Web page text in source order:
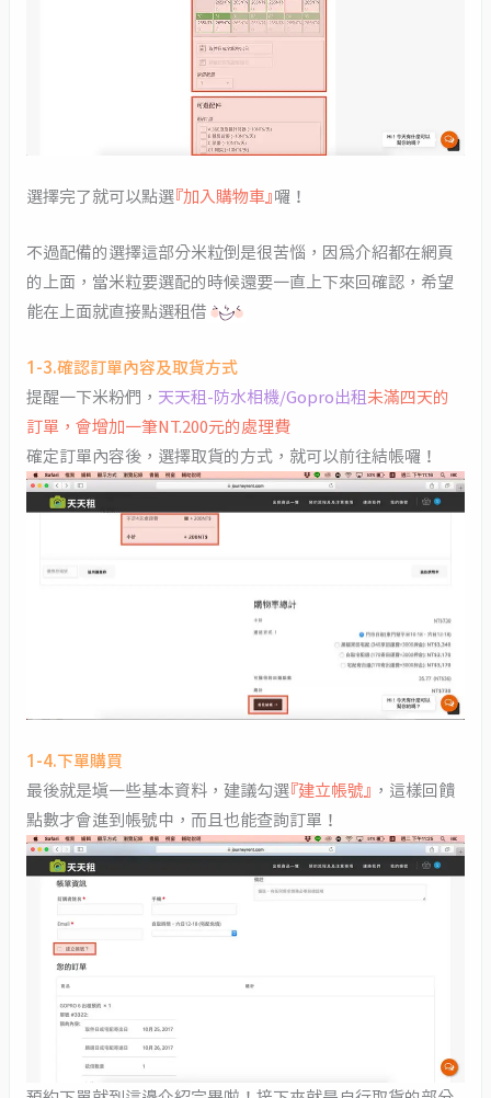
選擇完了就可以點選『加入購物車』 囉！
不過配備的選擇這部分米粒倒是很苦惱，因為介紹都在網頁
的上面，當米粒要選配的時候還要一直上下來回確認，希望
能在上面就直接點選租借
1-3.確認訂單內容及取貨方式
提醒一下米粉們， 天天租-防水相機/Gopro出租 未滿四天的
訂單，會增加一筆NT.200元的處理費
確定訂單內容後，選擇取貨的方式，就可以前往結帳囉！
1-4.下單購買
最後就是填一些基本資料，建議勾選『建立帳號』 ，這樣回饋
點數才會進到帳號中，而且也能查詢訂單！